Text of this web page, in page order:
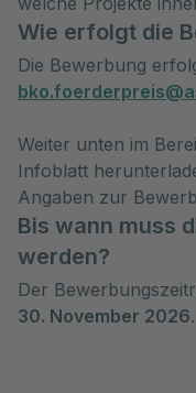
Wie erfolgt die
Die Bewerbung
Weiter unten im
Infoblatt
Angaben zur
Bis wann muss
werden?
Der
30. November 2026.